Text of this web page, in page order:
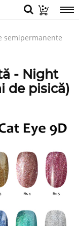
semipermanente
- Night
de pisică)